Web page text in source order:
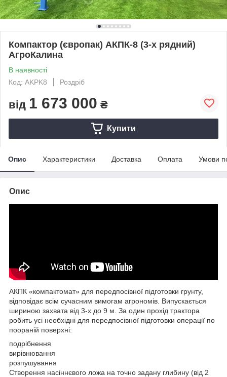
Компактор (європак) АКПК-8 (3-х рядний)
АгроКалина
В наявності
Код: AKPK8
Роздріб
від 1 673 000 ₴
Купити
Опис Характеристики Доставка Оплата Умови
Опис
АКПК «компактомат» для передпосівної підготовки грунту,
відповідає всім сучасним вимогам агрономів. Випускається
шириною захвата від 3-х до 9 м. За один прохід трактора
робить усі необхідні для передпосівної підготовки операції по
поораній поверхні:
подрібнення
вирівнювання
розпушування
Створення насіннєвого ложа на точно задану глибину (від 2